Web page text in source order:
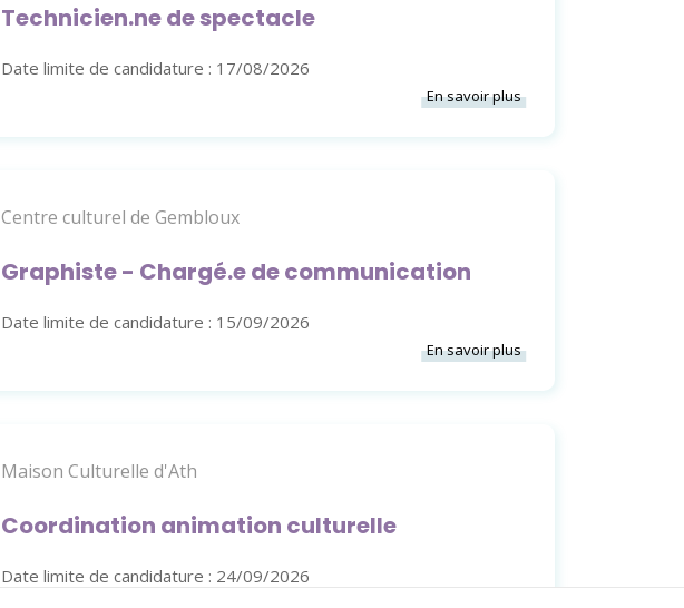
Technicien.ne de spectacle
Date limite de candidature : 17/08/2026
En savoir plus
Centre culturel de Gembloux
Graphiste - Chargé.e de communication
Date limite de candidature : 15/09/2026
En savoir plus
Maison Culturelle d'Ath
Coordination animation culturelle
Date limite de candidature : 24/09/2026